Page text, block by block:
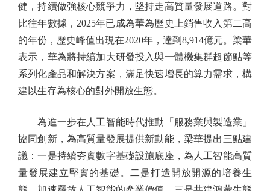
健，持續做強核心競爭力，堅持走高質量發展道路。對
比往年數據，2025年已成為華為歷史上銷售收入第二高
的年份，歷史峰值出現在2020年，達到8,914億元。梁華
表示，華為將持續加大研發投入與一體機集群超節點等
系列化產品和解決方案，滿足快速增長的算力需求，構
建以生存為核心的對外開放生態。
為進一步在人工智能時代推動「服務業與製造業」
協同創新，為高質量發展提供新動能，梁華提出三點建
議：一是持續夯實數字基礎設施底座，為人工智能高質
量發展建立堅實的基礎。二是打造開放開源的培養生